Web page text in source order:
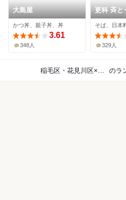
大島屋
かつ丼、親子丼、丼
3.61
348人
更科 斉と
そば、日本
329人
稲毛区・花見川区×和食 のラ